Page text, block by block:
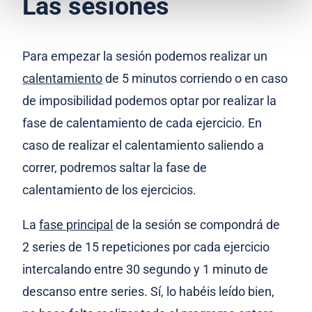
Las sesiones
Para empezar la sesión podemos realizar un
calentamientode 5 minutos corriendo o en caso
de imposibilidad podemos optar por realizar la
fase de calentamiento de cada ejercicio. En
caso de realizar el calentamiento saliendo a
correr, podremos saltar la fase de
calentamiento de los ejercicios.
Lafase principal de la sesión se compondrá de
2 series de 15 repeticiones por cada ejercicio
intercalando entre 30 segundo y 1 minuto de
descanso entre series. Sí, lo habéis leído bien,